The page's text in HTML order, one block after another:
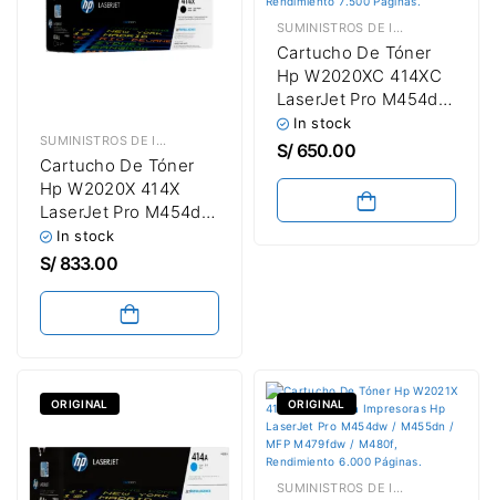
SUMINISTROS DE IMPRESIÓN TÓNER HP
Cartucho De Tóner
Hp W2020X 414X
LaserJet Pro M454dw
/ M455dn / MFP
M479fdw /
Paginas / Alta
Capacidad
In stock
S/833.00
SUMINISTROS DE IMPRESIÓN
Cartucho De Tóner
Hp W2020XC 414XC
LaserJet Pro M454dw
/ M455dn / MFP
M479fdw /
Paginas / Alta
Capacidad
In stock
S/650.00
ORIGINAL ORIGINAL
SUMINISTROS DE IMPRESIÓN